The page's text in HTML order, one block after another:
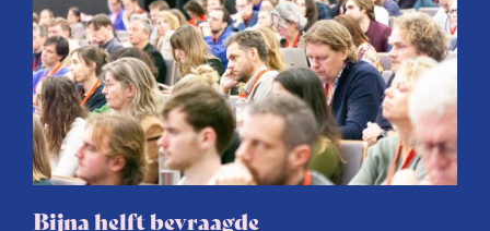
Bijna helft bevraagde